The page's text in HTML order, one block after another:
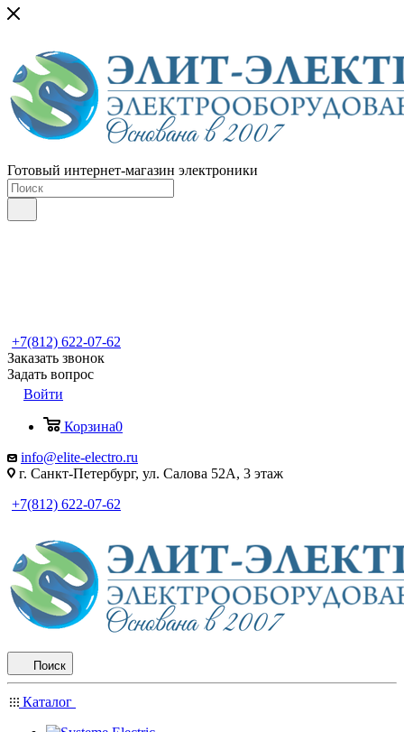
Готовый интернет-магазин электроники
+7(812) 622-07-62
Заказать звонок
Задать вопрос
Войти
Корзина0
info@elite-electro.ru
г. Санкт-Петербург, ул. Салова 52А, 3 этаж
+7(812) 622-07-62
Поиск
Каталог